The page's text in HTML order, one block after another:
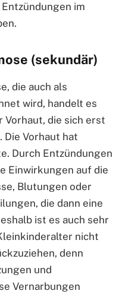
im
(sekundär)
die auch als
wird, handelt es
Vorhaut, die sich erst
Die Vorhaut hat
Durch Entzündungen
Einwirkungen auf die
Blutungen oder
die dann eine
ist es auch sehr
nicht
denn
und
Vernarbungen